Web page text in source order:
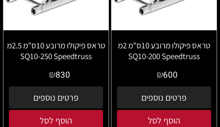
טראס פיקולו מרובע 10ס"מ 2מ
SQ10-200 Speedtruss
₪600
פרטים נוספים
הוסף לסל
טראס פיקולו מרובע 10ס"מ 2.5מ
SQ10-250 Speedtruss
₪830
פרטים נוספים
הוסף לסל